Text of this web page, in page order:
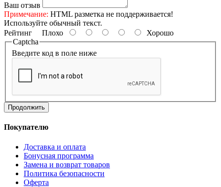
Ваш отзыв
Примечание: HTML разметка не поддерживается!
Используйте обычный текст.
Рейтинг Плохо
Хорошо
Captcha
Введите код в поле ниже
Продолжить
Покупателю
Доставка и оплата
Бонусная программа
Замена и возврат товаров
Политика безопасности
Оферта